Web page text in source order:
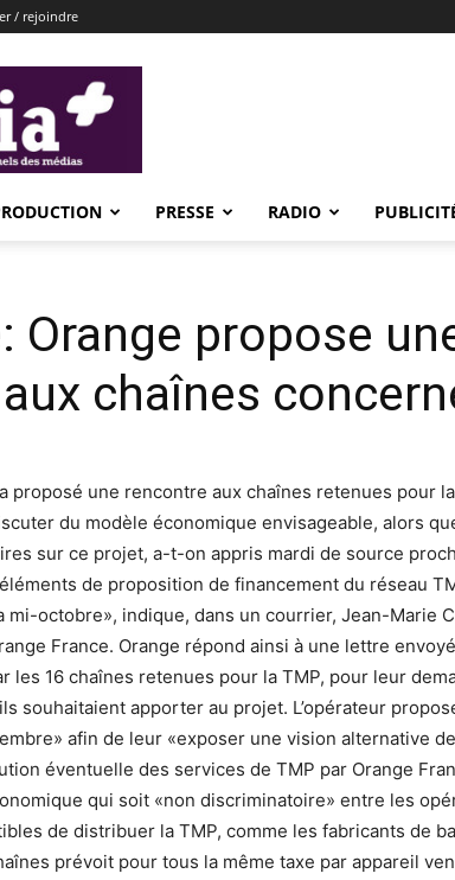
/ rejoindre
PRESSE RADIO
Orange propose
chaînes
proposé une rencontre aux chaînes retenues pour
du modèle économique envisageable, alors
sur ce projet, a-t-on appris mardi de source
de proposition de financement du réseau
mi-octobre», indique, dans un courrier, Jean-Marie
France. Orange répond ainsi à une lettre
les 16 chaînes retenues pour la TMP, pour leur
souhaitaient apporter au projet. L’opérateur
afin de leur «exposer une vision alternative
éventuelle des services de TMP par Orange
qui soit «non discriminatoire» entre les
de distribuer la TMP, comme les fabricants de
prévoit pour tous la même taxe par appareil